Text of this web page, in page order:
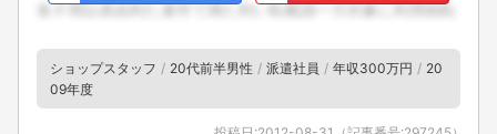
ショップスタッフ 20代前半男性 派遣社員 年収300万円
20
09年度